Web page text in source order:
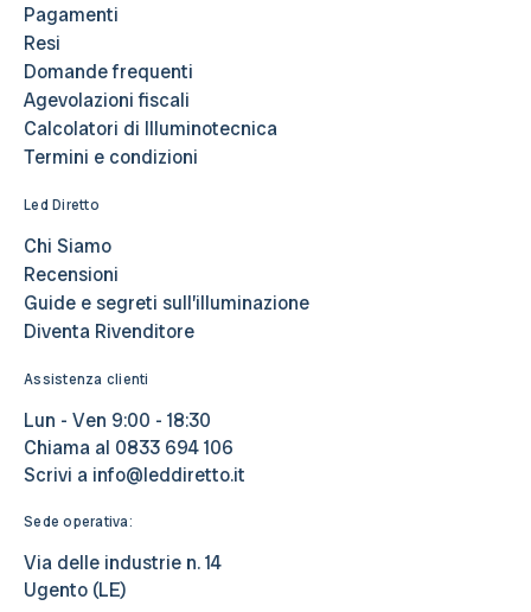
Pagamenti
Resi
Domande frequenti
Agevolazioni fiscali
Calcolatori di Illuminotecnica
Termini e condizioni
Led Diretto
Chi Siamo
Recensioni
Guide e segreti sull’illuminazione
Diventa Rivenditore
Assistenza clienti
Lun - Ven 9:00 - 18:30
Chiama al 0833 694 106
Scrivi a info@leddiretto.it
Sede operativa:
Via delle industrie n. 14
Ugento (LE)